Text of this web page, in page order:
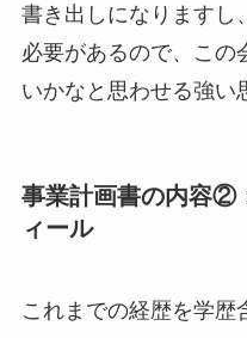
書き出しになりますし
必要があるので、この
いかなと思わせる強い
事業計画書の内容②
ィール
これまでの経歴を学歴